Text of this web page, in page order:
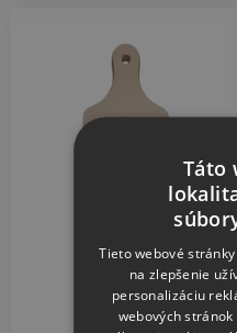
Doštička
Grill
Táto
Tieto webové
na zlepšenie
personalizáciu
webových